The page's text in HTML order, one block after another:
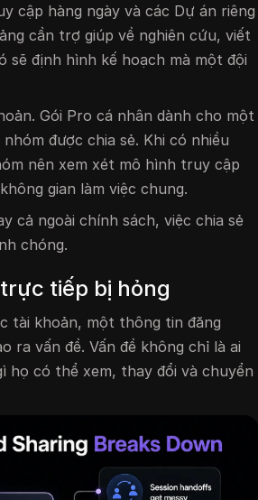
cập hàng ngày và các Dự án riêng
cần trợ giúp về nghiên cứu, viết
sẽ định hình kế hoạch mà một đội
Gói Pro cá nhân dành cho một
được chia sẻ. Khi có nhiều
nên xem xét mô hình truy cập
gian làm việc chung.
cả ngoài chính sách, việc chia sẻ
chóng.
tiếp bị hỏng
tài khoản, một thông tin đăng
ra vấn đề. Vấn đề không chỉ là ai
họ có thể xem, thay đổi và chuyển